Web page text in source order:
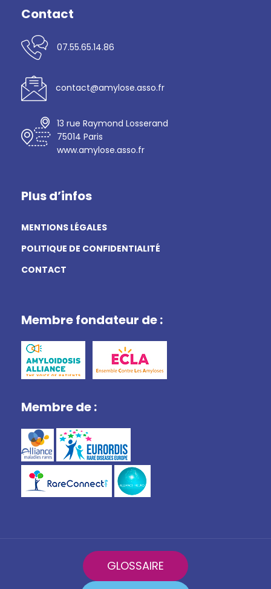
Contact
07.55.65.14.86
contact@amylose.asso.fr
13 rue Raymond Losserand
75014 Paris
www.amylose.asso.fr
Plus d’infos
MENTIONS LÉGALES
POLITIQUE DE CONFIDENTIALITÉ
CONTACT
Membre fondateur de :
Membre de :
GLOSSAIRE